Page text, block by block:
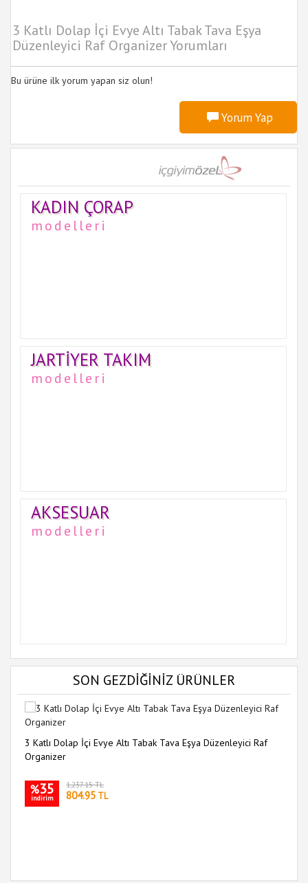
3 Katlı Dolap İçi Evye Altı Tabak Tava Eşya
Düzenleyici Raf Organizer Yorumları
Bu ürüne ilk yorum yapan siz olun!
Yorum Yap
KADIN ÇORAP
modelleri
JARTIYER TAKIM
modelleri
AKSESUAR
modelleri
SON GEZDİĞİNİZ ÜRÜNLER
3 Katlı Dolap İçi Evye Altı Tabak Tava Eşya Düzenleyici Raf
Organizer
%35
indirim
1,237.15 TL
804.95 TL